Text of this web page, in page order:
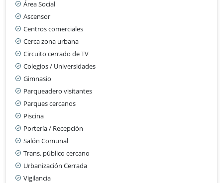
Área Social
Ascensor
Centros comerciales
Cerca zona urbana
Circuito cerrado de TV
Colegios / Universidades
Gimnasio
Parqueadero visitantes
Parques cercanos
Piscina
Portería / Recepción
Salón Comunal
Trans. público cercano
Urbanización Cerrada
Vigilancia